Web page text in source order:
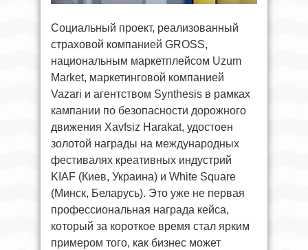
Социальный проект, реализованный
страховой компанией GROSS,
национальным маркетплейсом Uzum
Market, маркетинговой компанией
Vazari и агентством Synthesis в рамках
кампании по безопасности дорожного
движения Xavfsiz Harakat, удостоен
золотой награды на международных
фестивалях креативных индустрий
KIAF (Киев, Украина) и White Square
(Минск, Беларусь). Это уже не первая
профессиональная награда кейса,
который за короткое время стал ярким
примером того, как бизнес может